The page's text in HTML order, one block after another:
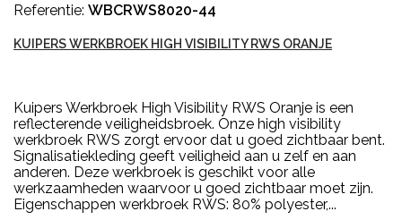
Referentie: WBCRWS8020-44
KUIPERS WERKBROEK HIGH VISIBILITY RWS ORANJE
Kuipers Werkbroek High Visibility RWS Oranje is een
reflecterende veiligheidsbroek. Onze high visibility
werkbroek RWS zorgt ervoor dat u goed zichtbaar bent.
Signalisatiekleding geeft veiligheid aan u zelf en aan
anderen. Deze werkbroek is geschikt voor alle
werkzaamheden waarvoor u goed zichtbaar moet zijn.
Eigenschappen werkbroek RWS: 80% polyester,...